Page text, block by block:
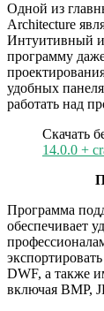
Одной из
Architecture
Интуитивный
программу
удобных
работать над
Скачать
14.0.0 +
Программа
обеспечивает
DWF, а также
включая BMP,